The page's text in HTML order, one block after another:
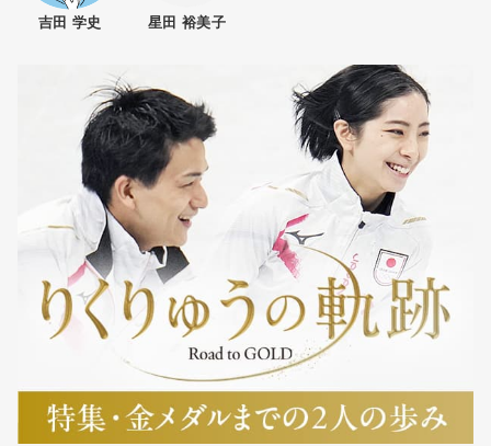
吉田 学史 星田 裕美子